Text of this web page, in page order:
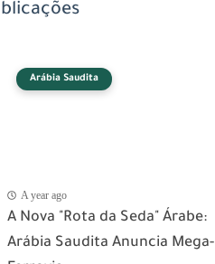
Arábia Saudita
A year ago
​A Nova "Rota da Seda" Árabe:
Arábia Saudita Anuncia Mega-